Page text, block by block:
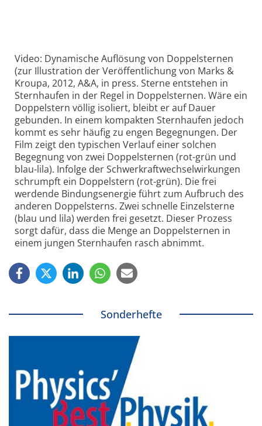
Video: Dynamische Auflösung von Doppelsternen
(zur Illustration der Veröffentlichung von Marks &
Kroupa, 2012, A&A, in press. Sterne entstehen in
Sternhaufen in der Regel in Doppelsternen. Wäre ein
Doppelstern völlig isoliert, bleibt er auf Dauer
gebunden. In einem kompakten Sternhaufen jedoch
kommt es sehr häufig zu engen Begegnungen. Der
Film zeigt den typischen Verlauf einer solchen
Begegnung von zwei Doppelsternen (rot-grün und
blau-lila). Infolge der Schwerkraftwechselwirkungen
schrumpft ein Doppelstern (rot-grün). Die frei
werdende Bindungsenergie führt zum Aufbruch des
anderen Doppelsterns. Zwei schnelle Einzelsterne
(blau und lila) werden frei gesetzt. Dieser Prozess
sorgt dafür, dass die Menge an Doppelsternen in
einem jungen Sternhaufen rasch abnimmt.
Sonderhefte